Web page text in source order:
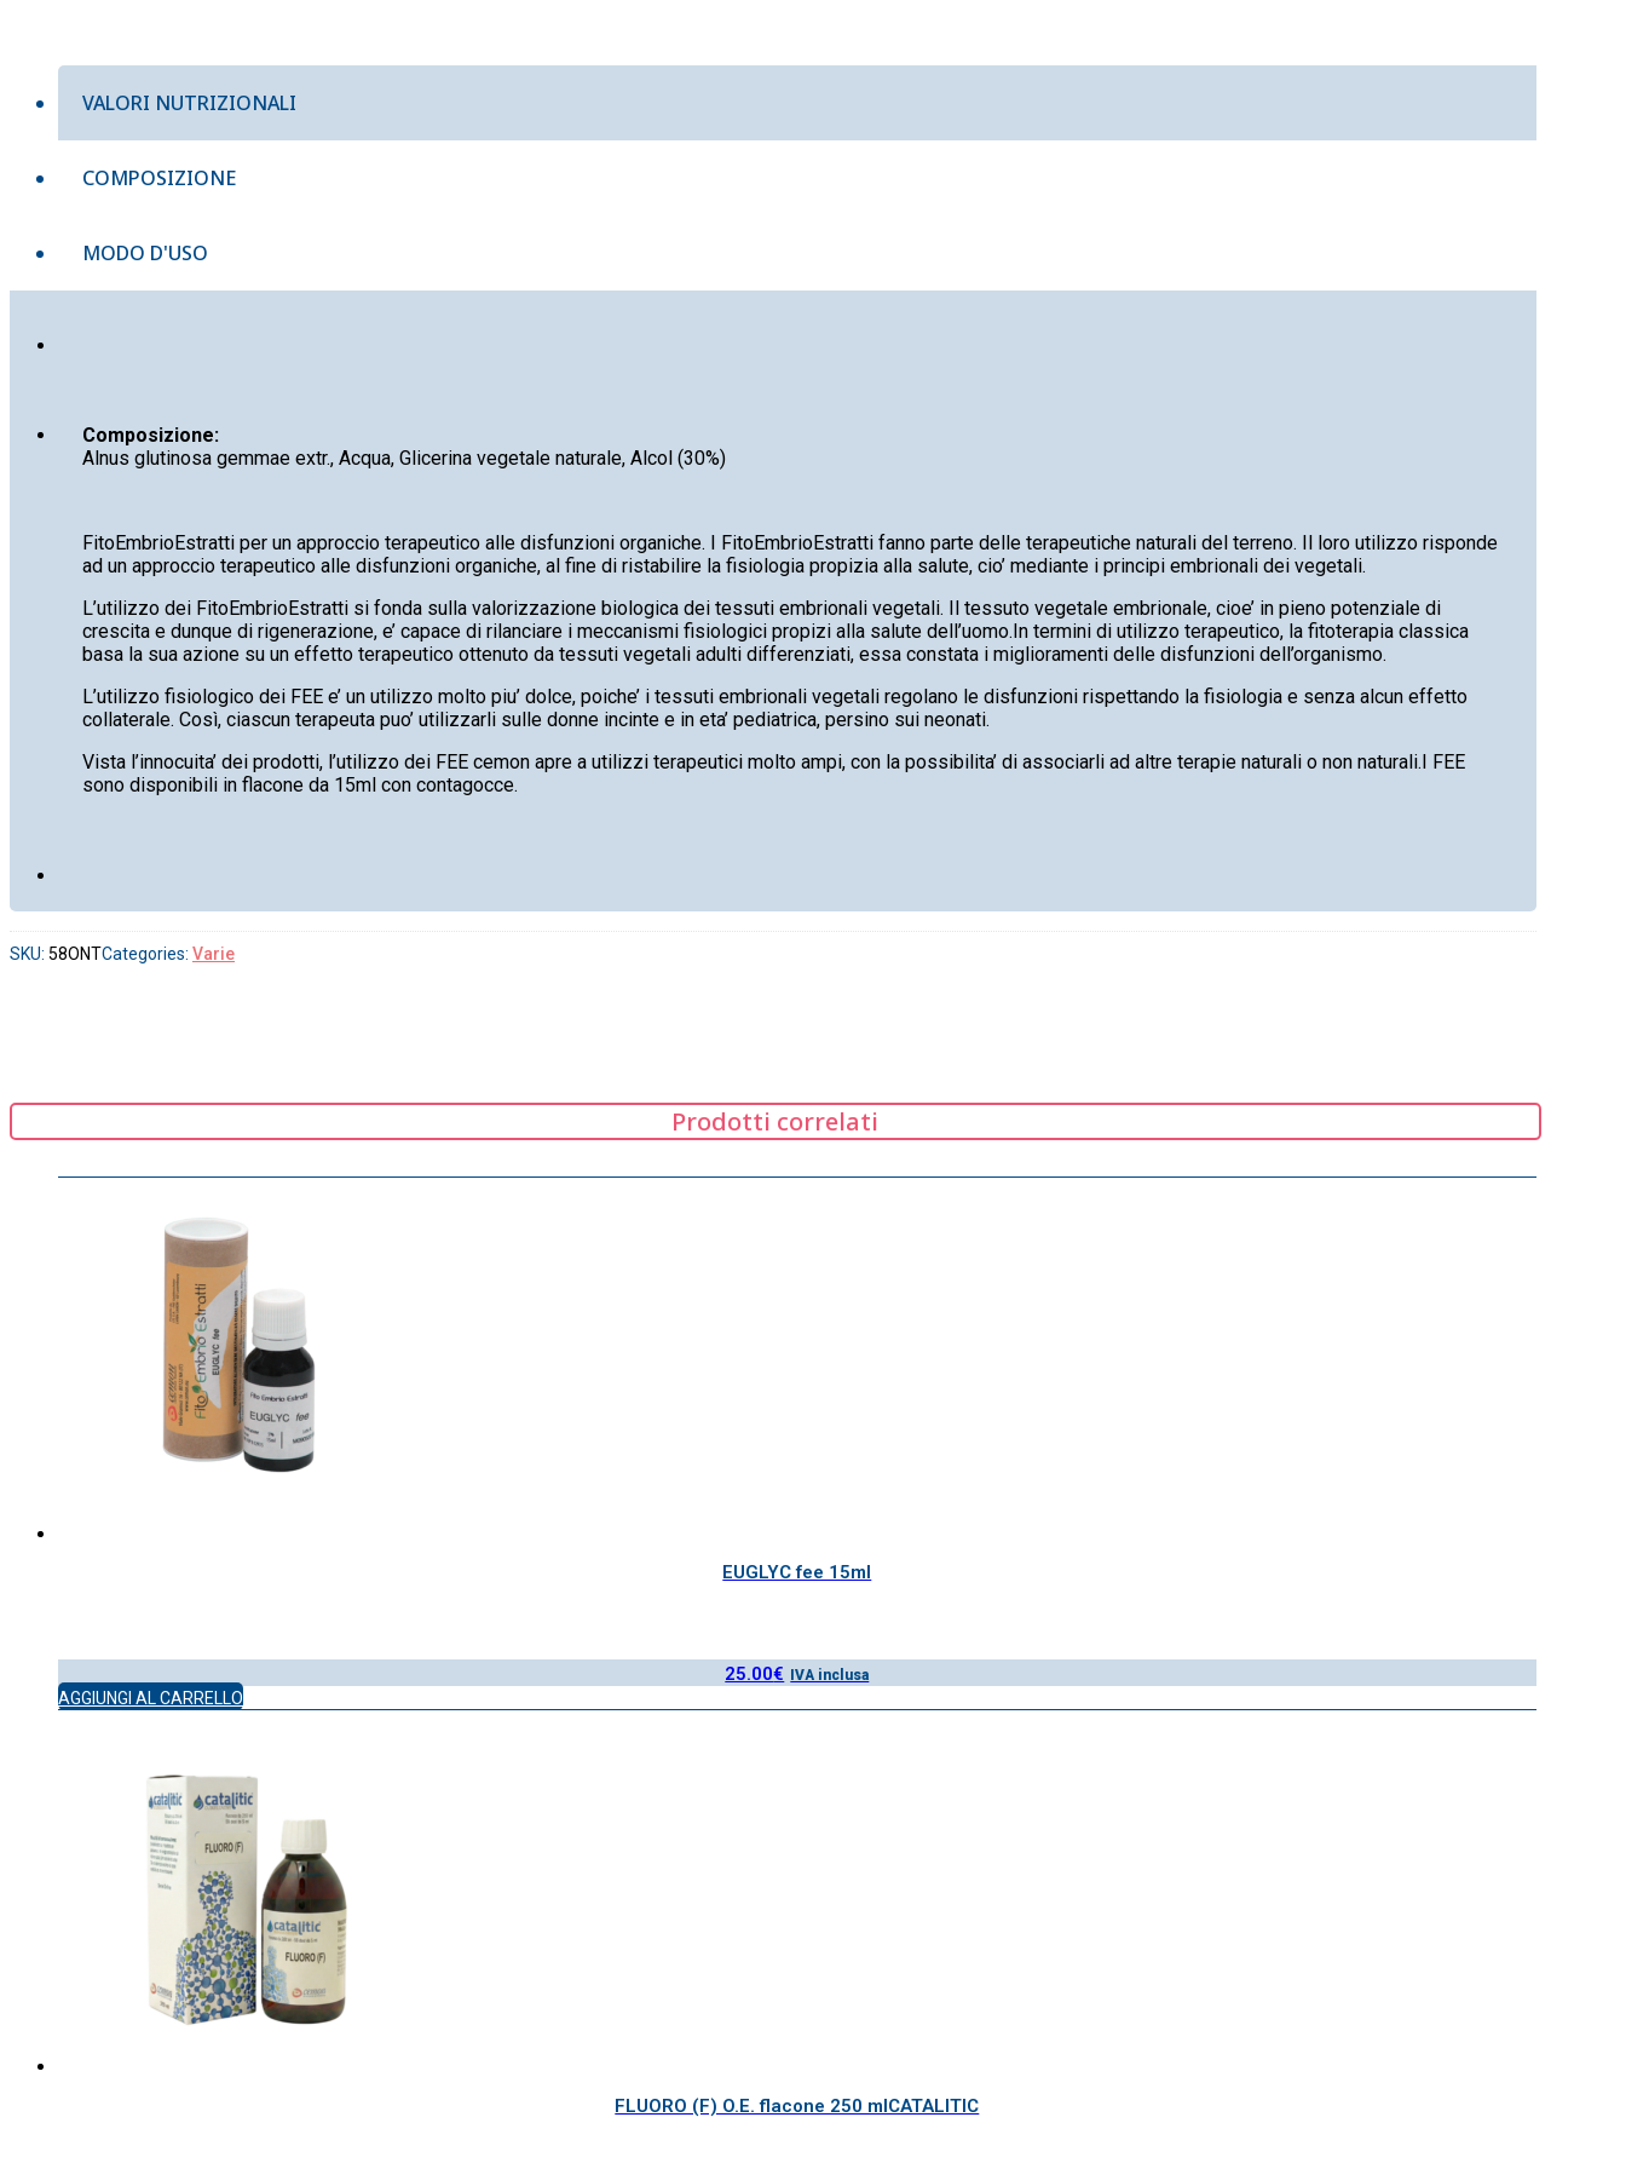
VALORI NUTRIZIONALI
COMPOSIZIONE
MODO D'USO
Composizione:
Alnus glutinosa gemmae extr., Acqua, Glicerina vegetale naturale, Alcol (30%)
FitoEmbrioEstratti per un approccio terapeutico alle disfunzioni organiche. I FitoEmbrioEstratti fanno parte delle terapeutiche naturali del terreno. Il loro utilizzo risponde
ad un approccio terapeutico alle disfunzioni organiche, al fine di ristabilire la fisiologia propizia alla salute, cio’ mediante i principi embrionali dei vegetali.
L’utilizzo dei FitoEmbrioEstratti si fonda sulla valorizzazione biologica dei tessuti embrionali vegetali. Il tessuto vegetale embrionale, cioe’ in pieno potenziale di
crescita e dunque di rigenerazione, e’ capace di rilanciare i meccanismi fisiologici propizi alla salute dell’uomo.In termini di utilizzo terapeutico, la fitoterapia classica
basa la sua azione su un effetto terapeutico ottenuto da tessuti vegetali adulti differenziati, essa constata i miglioramenti delle disfunzioni dell’organismo.
L’utilizzo fisiologico dei FEE e’ un utilizzo molto piu’ dolce, poiche’ i tessuti embrionali vegetali regolano le disfunzioni rispettando la fisiologia e senza alcun effetto
collaterale. Così, ciascun terapeuta puo’ utilizzarli sulle donne incinte e in eta’ pediatrica, persino sui neonati.
Vista l’innocuita’ dei prodotti, l’utilizzo dei FEE cemon apre a utilizzi terapeutici molto ampi, con la possibilita’ di associarli ad altre terapie naturali o non naturali.I FEE
sono disponibili in flacone da 15ml con contagocce.
SKU: 58ONTCategories: Varie
Prodotti correlati
EUGLYC fee 15ml
25.00€ IVA inclusa
AGGIUNGI AL CARRELLO
FLUORO (F) O.E. flacone 250 mlCATALITIC